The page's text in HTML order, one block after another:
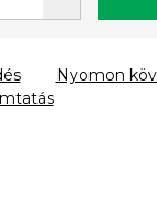
Nyomon